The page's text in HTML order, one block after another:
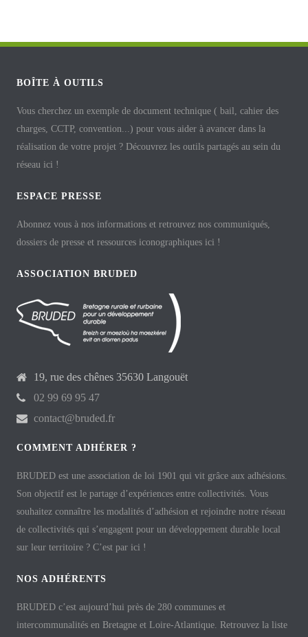
BOÎTE À OUTILS
Vous cherchez un exemple de document technique ( bail, cahier des
charges, CCTP, convention...) pour vous aider à avancer dans la
réalisation de votre projet ? Découvrez les outils partagés au sein du
réseau ici !
ESPACE PRESSE
Abonnez vous à nos informations et retrouvez nos communiqués,
dossiers de presse et ressources iconographiques ici !
ASSOCIATION BRUDED
19, rue des chênes 35630 Langouët
02 99 69 95 47
contact@bruded.fr
COMMENT ADHÉRER ?
BRUDED est une association de loi 1901 qui vit grâce aux adhésions.
Son objectif est le partage d’expériences entre collectivités. Vous
souhaitez connaître les modalités d’adhésion et rejoindre notre réseau
de collectivités qui s’engagent pour un développement durable local
sur leur territoire ? C’est par ici !
NOS ADHÉRENTS
BRUDED c’est aujourd’hui près de 280 communes et
intercommunalités en Bretagne et Loire-Atlantique. Retrouvez la liste